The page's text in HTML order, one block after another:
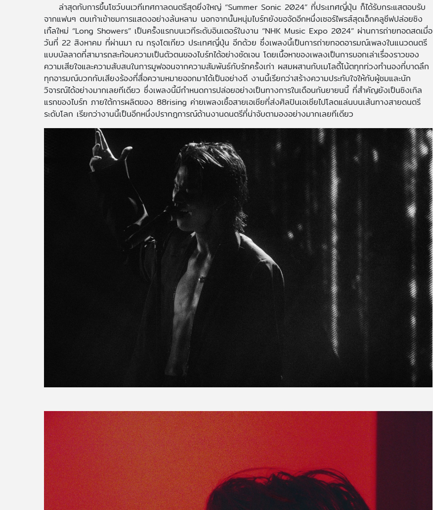
ล่าสุดกับการขึ้นโชว์บนเวทีเทศกาลดนตรีสุดยิ่งใหญ่ “Summer Sonic 2024” ที่ประเทศญี่ปุ่น ก็ได้รับกระแสตอบรับ
จากแฟนๆ ตบเท้าเข้าชมการแสดงอย่างล้นหลาม นอกจากนั้นหนุ่มไบร์ทยังขอจัดอีกหนึ่งเซอร์ไพรส์สุดเอ็กคลูซีฟปล่อยซิง
เกิ้ลใหม่ “Long Showers” เป็นครั้งแรกบนเวทีระดับอินเตอร์ในงาน “NHK Music Expo 2024” ผ่านการถ่ายทอดสดเมื่อ
วันที่ 22 สิงหาคม ที่ผ่านมา ณ กรุงโตเกียว ประเทศญี่ปุ่น อีกด้วย ซึ่งเพลงนี้เป็นการถ่ายทอดอารมณ์เพลงในแนวดนตรี
แบบบัลลาดที่สามารถสะท้อนความเป็นตัวตนของไบร์ทได้อย่างชัดเจน โดยเนื้อหาของเพลงเป็นการบอกเล่าเรื่องราวของ
ความเสียใจและความสับสนในการมูฟออนจากความสัมพันธ์กับรักครั้งเก่า ผสมผสานกับเมโลดี้โน้ตทุกท่วงทำนองที่บาดลึก
ทุกอารมณ์บวกกับเสียงร้องที่สื่อความหมายออกมาได้เป็นอย่างดี งานนี้เรียกว่าสร้างความประทับใจให้กับผู้ชมและนัก
วิจารณ์ได้อย่างมากเลยทีเดียว ซึ่งเพลงนี้มีกำหนดการปล่อยอย่างเป็นทางการในเดือนกันยายนนี้ ที่สำคัญยังเป็นซิงเกิล
แรกของไบร์ท ภายใต้การผลิตของ 88rising ค่ายเพลงเชื้อสายเอเชียที่ส่งศิลปินเอเชียไปโลดแล่นบนเส้นทางสายดนตรี
ระดับโลก เรียกว่างานนี้เป็นอีกหนึ่งปรากฎการณ์ด้านงานดนตรีที่น่าจับตามองอย่างมากเลยทีเดียว